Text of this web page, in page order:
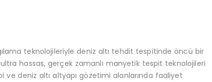
teknolojileriyle deniz altı tehdit tespitinde öncü bir
hassas, gerçek zamanlı manyetik tespit teknolojileri
ve deniz altı altyapı gözetimi alanlarında faaliyet